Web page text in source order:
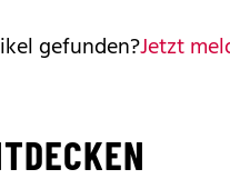
gefunden?Jetzt